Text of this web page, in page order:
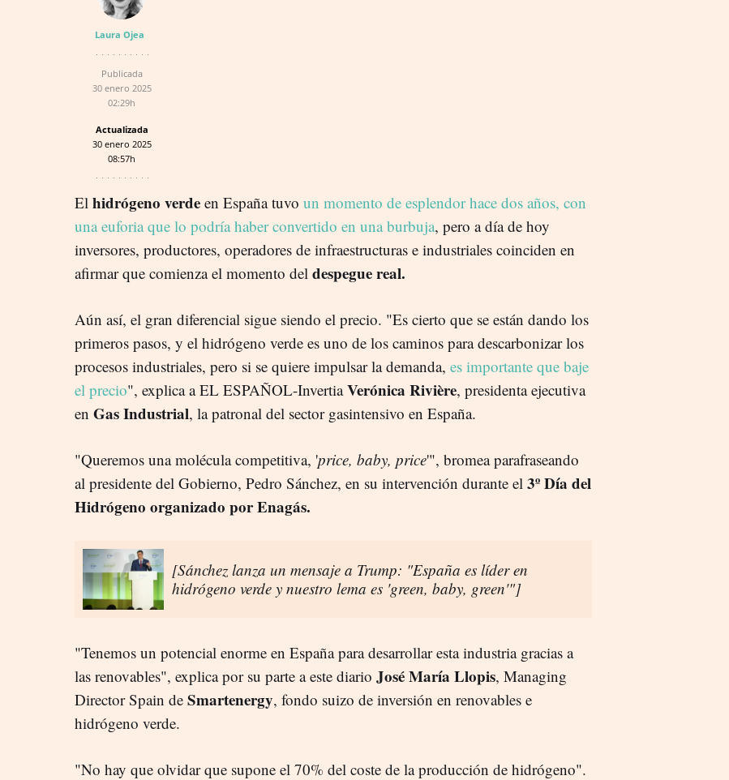
Laura Ojea
Publicada
30 enero 2025
02:29h
Actualizada
30 enero 2025
08:57h
El hidrógeno verde en España tuvo un momento de esplendor hace dos años, con
una euforia que lo podría haber convertido en una burbuja, pero a día de hoy
inversores, productores, operadores de infraestructuras e industriales coinciden en
afirmar que comienza el momento del despegue real.
Aún así, el gran diferencial sigue siendo el precio. "Es cierto que se están dando los
primeros pasos, y el hidrógeno verde es uno de los caminos para descarbonizar los
procesos industriales, pero si se quiere impulsar la demanda, es importante que baje
el precio", explica a EL ESPAÑOL-InvertiaVerónica Rivière, presidenta ejecutiva
en Gas Industrial, la patronal del sector gasintensivo en España.
"Queremos una molécula competitiva, 'price, baby, price'", bromea parafraseando
al presidente del Gobierno, Pedro Sánchez, en su intervención durante el 3º Día del
Hidrógeno organizado por Enagás.
[Sánchez lanza un mensaje a Trump: "España es líder en
hidrógeno verde y nuestro lema es 'green, baby, green'"]
"Tenemos un potencial enorme en España para desarrollar esta industria gracias a
las renovables", explica por su parte a este diario José María Llopis, Managing
Director Spain de Smartenergy, fondo suizo de inversión en renovables e
hidrógeno verde.
"No hay que olvidar que supone el 70% del coste de la producción de hidrógeno".